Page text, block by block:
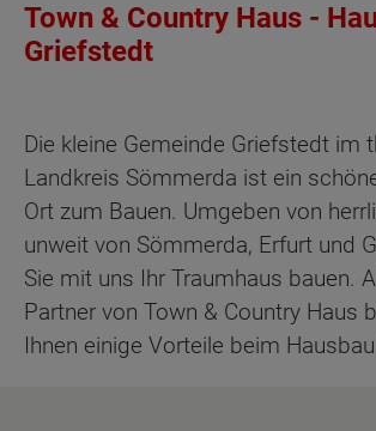
Town & Country Haus -
Griefstedt
Die kleine Gemeinde Griefstedt im
Landkreis Sömmerda ist ein
Ort zum Bauen. Umgeben von
unweit von Sömmerda, Erfurt und
Sie mit uns Ihr Traumhaus bauen.
Partner von Town & Country Haus
Ihnen einige Vorteile beim